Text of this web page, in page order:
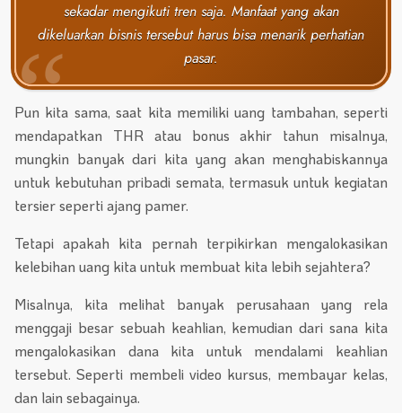
sekadar mengikuti tren saja. Manfaat yang akan
dikeluarkan bisnis tersebut harus bisa menarik perhatian
pasar.
Pun kita sama, saat kita memiliki uang tambahan, seperti
mendapatkan THR atau bonus akhir tahun misalnya,
mungkin banyak dari kita yang akan menghabiskannya
untuk kebutuhan pribadi semata, termasuk untuk kegiatan
tersier seperti ajang pamer.
Tetapi apakah kita pernah terpikirkan mengalokasikan
kelebihan uang kita untuk membuat kita lebih sejahtera?
Misalnya, kita melihat banyak perusahaan yang rela
menggaji besar sebuah keahlian, kemudian dari sana kita
mengalokasikan dana kita untuk mendalami keahlian
tersebut. Seperti membeli video kursus, membayar kelas,
dan lain sebagainya.